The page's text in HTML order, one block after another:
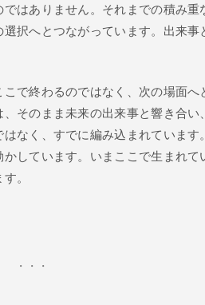
はありません。それまでの積み重
択へとつながっています。出来事
で終わるのではなく、次の場面へ
そのまま未来の出来事と響き合い
なく、すでに編み込まれています
しています。いまここで生まれて
。
・・・